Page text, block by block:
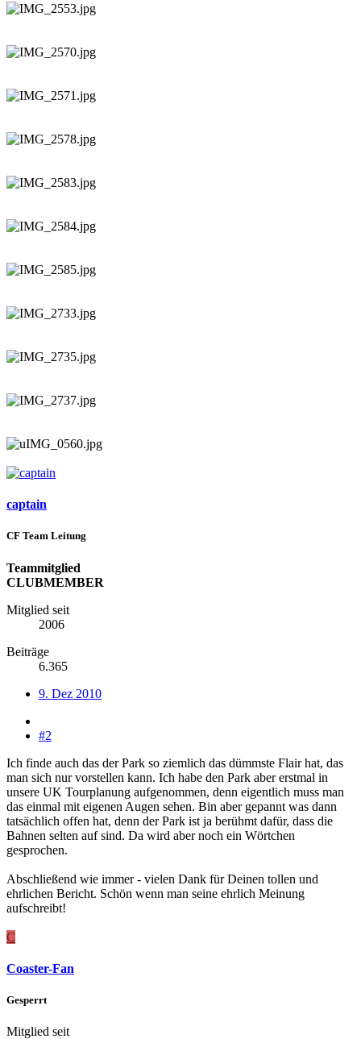
captain
CF Team Leitung
Teammitglied
CLUBMEMBER
Mitglied seit
2006
Beiträge
6.365
9. Dez 2010
#2
Ich finde auch das der Park so ziemlich das dümmste Flair hat, das
man sich nur vorstellen kann. Ich habe den Park aber erstmal in
unsere UK Tourplanung aufgenommen, denn eigentlich muss man
das einmal mit eigenen Augen sehen. Bin aber gepannt was dann
tatsächlich offen hat, denn der Park ist ja berühmt dafür, dass die
Bahnen selten auf sind. Da wird aber noch ein Wörtchen
gesprochen.
Abschließend wie immer - vielen Dank für Deinen tollen und
ehrlichen Bericht. Schön wenn man seine ehrlich Meinung
aufschreibt!
C
Coaster-Fan
Gesperrt
Mitglied seit